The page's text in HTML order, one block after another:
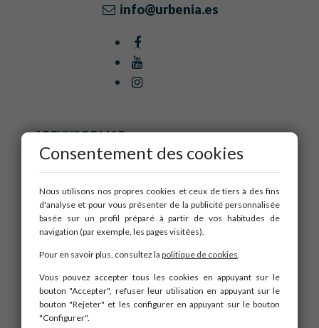
info@urbenia.es
ARENYS DE MAR
BARCELONA
MATARÓ
PINEDA DE MAR
Accueil
Obra nueva
Blog
Contact
Consentement des cookies
Nous utilisons nos propres cookies et ceux de tiers à des fins
d'analyse et pour vous présenter de la publicité personnalisée
basée sur un profil préparé à partir de vos habitudes de
navigation (par exemple, les pages visitées).
Pour en savoir plus, consultez la politique de cookies.
Vous pouvez accepter tous les cookies en appuyant sur le
bouton "Accepter", refuser leur utilisation en appuyant sur le
bouton "Rejeter" et les configurer en appuyant sur le bouton
"Configurer".